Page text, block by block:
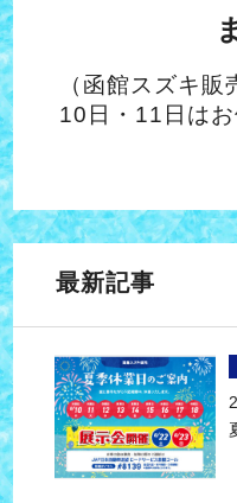
（函館スズキ
10日・11日はお
最新記事